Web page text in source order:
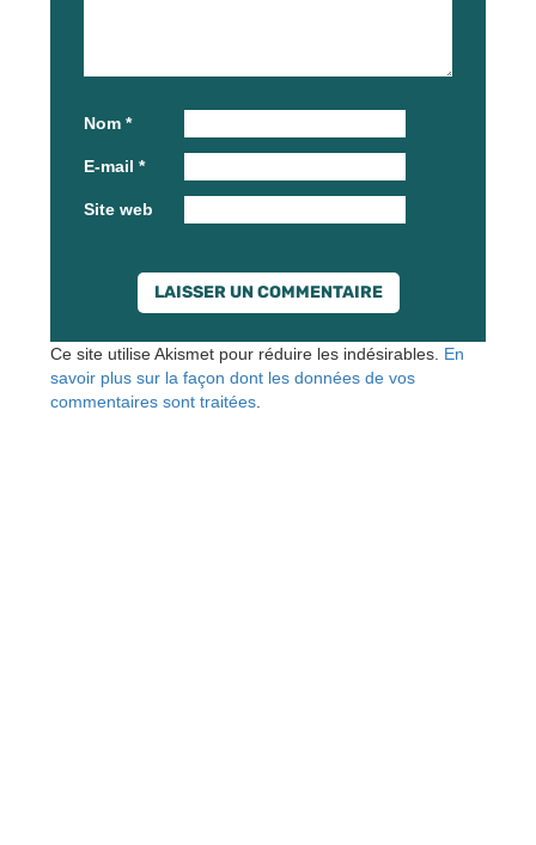
Nom *
E-mail *
Site web
Ce site utilise Akismet pour réduire les indésirables. En
savoir plus sur la façon dont les données de vos
commentaires sont traitées